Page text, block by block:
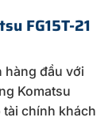
FG15T-21
hàng đầu với
Komatsu
tài chính khách